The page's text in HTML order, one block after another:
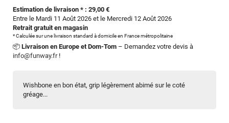
Wishbone en bon état, grip légèrement abimé sur le coté
gréage...
Estimation de livraison * : 29,00 €
Entre le Mardi 11 Août 2026 et le Mercredi 12 Août 2026
Retrait gratuit en magasin
* Calculée sur une livraison standard à domicile en France métropolitaine
📦 Livraison en Europe et Dom-Tom – Demandez votre devis à
info@funway.fr!